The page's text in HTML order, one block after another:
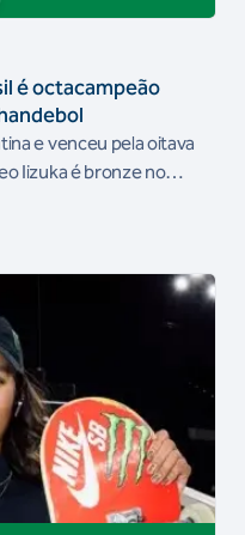
é octacampeão
e venceu pela oitava
Iizuka é bronze no